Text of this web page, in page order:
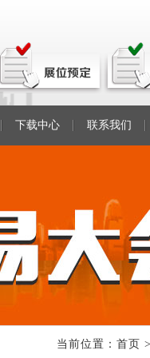
下载中心 联系我们
当前位置： 首页 >